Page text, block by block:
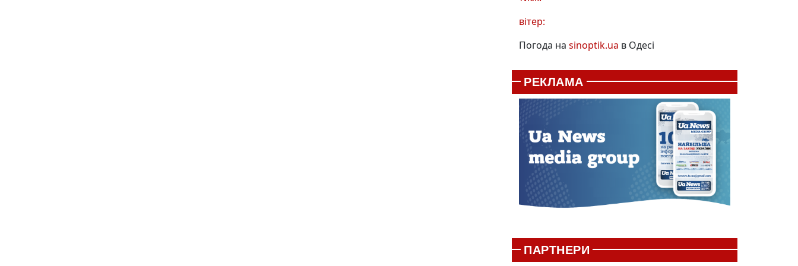
вітер:
Погода на sinoptik.ua в Одесі
РЕКЛАМА
ПАРТНЕРИ